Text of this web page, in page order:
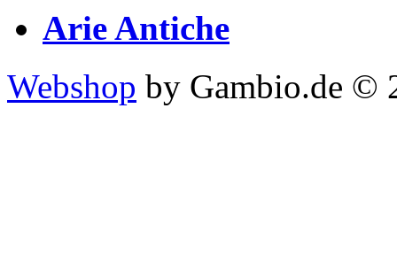
Arie Antiche
Webshop by Gambio.de ©